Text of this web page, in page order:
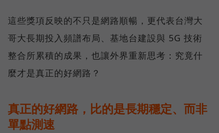
這些獎項反映的不只是網路順暢，更代表台灣大
哥大長期投入頻譜布局、基地台建設與 5G 技術
整合所累積的成果，也讓外界重新思考：究竟什
麼才是真正的好網路？
真正的好網路，比的是長期穩定、而非
單點測速